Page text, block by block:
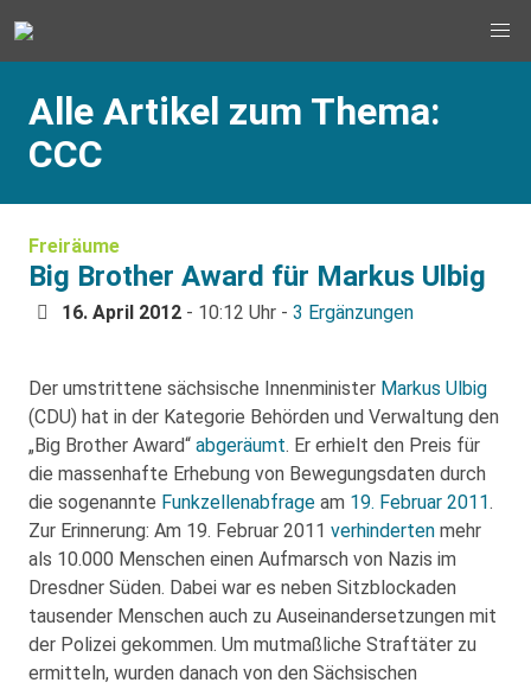
Alle Artikel zum Thema:
CCC
Freiräume
Big Brother Award für Markus Ulbig
16. April 2012 - 10:12 Uhr - 3 Ergänzungen
Der umstrittene sächsische Innenminister Markus Ulbig
(CDU) hat in der Kategorie Behörden und Verwaltung den
„Big Brother Award“ abgeräumt. Er erhielt den Preis für
die massenhafte Erhebung von Bewegungsdaten durch
die sogenannte Funkzellenabfrage am 19. Februar 2011.
Zur Erinnerung: Am 19. Februar 2011 verhinderten mehr
als 10.000 Menschen einen Aufmarsch von Nazis im
Dresdner Süden. Dabei war es neben Sitzblockaden
tausender Menschen auch zu Auseinandersetzungen mit
der Polizei gekommen. Um mutmaßliche Straftäter zu
ermitteln, wurden danach von den Sächsischen